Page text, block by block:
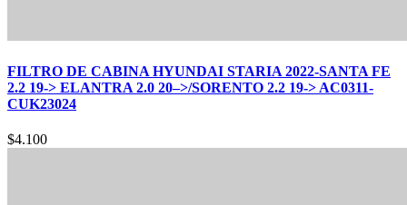
FILTRO DE CABINA HYUNDAI STARIA 2022-SANTA FE
2.2 19-> ELANTRA 2.0 20–>/SORENTO 2.2 19-> AC0311-
CUK23024
$4.100